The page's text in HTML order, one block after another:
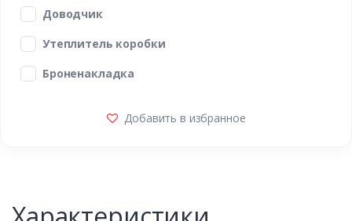
Доводчик
Утеплитель коробки
Броненакладка
Добавить в избранное